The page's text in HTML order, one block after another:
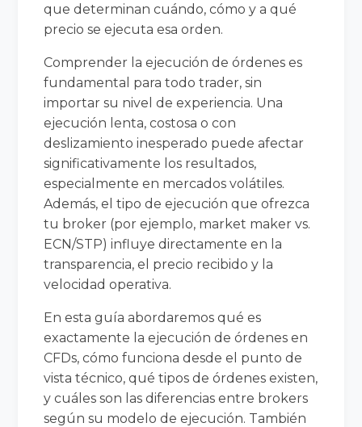
que determinan cuándo, cómo y a qué
precio se ejecuta esa orden.
Comprender la ejecución de órdenes es
fundamental para todo trader, sin
importar su nivel de experiencia. Una
ejecución lenta, costosa o con
deslizamiento inesperado puede afectar
significativamente los resultados,
especialmente en mercados volátiles.
Además, el tipo de ejecución que ofrezca
tu broker (por ejemplo, market maker vs.
ECN/STP) influye directamente en la
transparencia, el precio recibido y la
velocidad operativa.
En esta guía abordaremos qué es
exactamente la ejecución de órdenes en
CFDs, cómo funciona desde el punto de
vista técnico, qué tipos de órdenes existen,
y cuáles son las diferencias entre brokers
según su modelo de ejecución. También